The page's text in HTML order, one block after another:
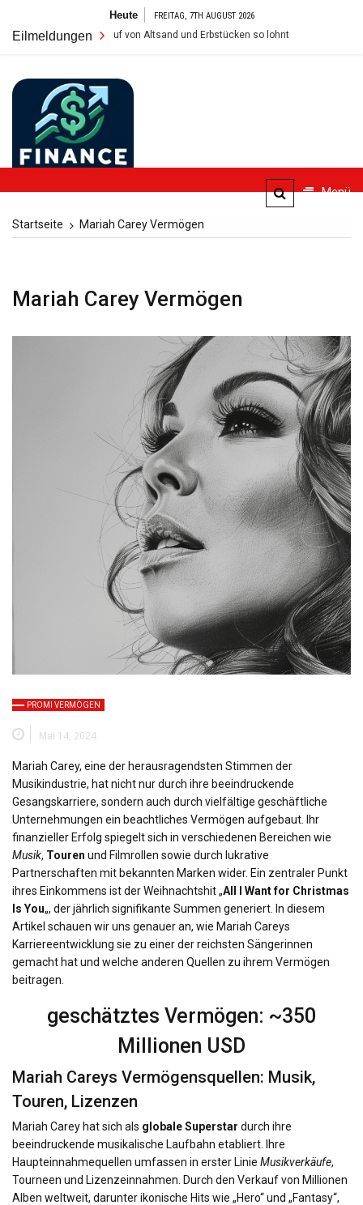
springen
Heute FREITAG, 7TH AUGUST 2026
Eilmeldungen
Verkauf von Altsand und Erbstücken so lohnt Foren zu
Finanzielle Bildung für alle Menü
Startseite Mariah Carey Vermögen
Mariah Carey Vermögen
PROMI VERMÖGEN
Mai 14, 2024
Mariah Carey, eine der herausragendsten Stimmen der
Musikindustrie, hat nicht nur durch ihre beeindruckende
Gesangskarriere, sondern auch durch vielfältige geschäftliche
Unternehmungen ein beachtliches Vermögen aufgebaut. Ihr
finanzieller Erfolg spiegelt sich in verschiedenen Bereichen wie
Musik, Touren und Filmrollen sowie durch lukrative
Partnerschaften mit bekannten Marken wider. Ein zentraler Punkt
ihres Einkommens ist der Weihnachtshit „All I Want for Christmas
Is You„, der jährlich signifikante Summen generiert. In diesem
Artikel schauen wir uns genauer an, wie Mariah Careys
Karriereentwicklung sie zu einer der reichsten Sängerinnen
gemacht hat und welche anderen Quellen zu ihrem Vermögen
beitragen.
geschätztes Vermögen: ~350
Millionen USD
Mariah Careys Vermögensquellen: Musik,
Touren, Lizenzen
Mariah Carey hat sich als globale Superstar durch ihre
beeindruckende musikalische Laufbahn etabliert. Ihre
Haupteinnahmequellen umfassen in erster Linie Musikverkäufe,
Tourneen und Lizenzeinnahmen. Durch den Verkauf von Millionen
Alben weltweit, darunter ikonische Hits wie „Hero“ und „Fantasy“,